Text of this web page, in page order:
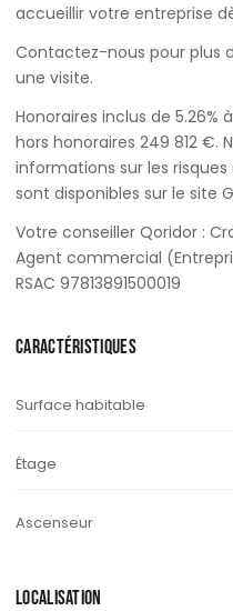
accueillir votre entreprise
Contactez-nous pour plus
une visite.
Honoraires inclus de 5.26%
hors honoraires 249 812 €.
informations sur les
sont disponibles sur le site
Votre conseiller Qoridor :
Agent commercial
RSAC 97813891500019
CARACTÉRISTIQUES
Surface habitable
Étage
Ascenseur
LOCALISATION